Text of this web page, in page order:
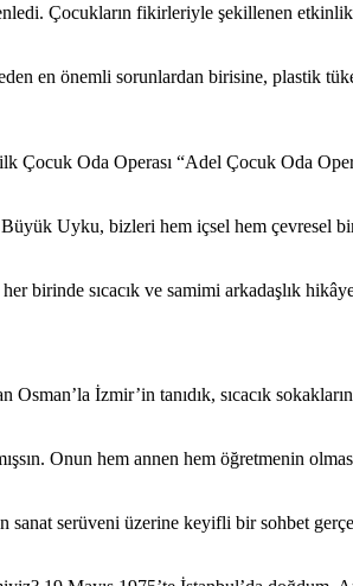
Çocukların fikirleriyle şekillenen
eden en önemli sorunlardan birisine, plastik
Çocuk Oda Operası “Adel Çocuk Oda
Büyük Uyku, bizleri hem içsel hem çevresel
birinde sıcacık ve samimi arkadaşlık
İzmir’in tanıdık, sıcacık
Onun hem annen hem öğretmenin
serüveni üzerine keyifli bir sohbet